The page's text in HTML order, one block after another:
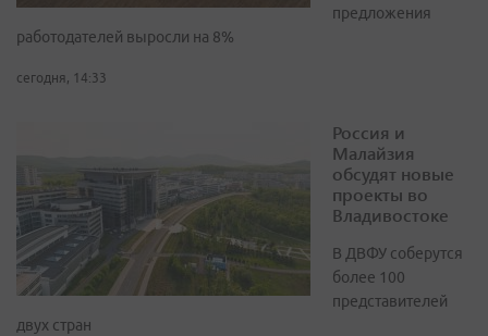
предложения
работодателей выросли на 8%
сегодня, 14:33
Россия и
Малайзия
обсудят новые
проекты во
Владивостоке
В ДВФУ соберутся
более 100
представителей
двух стран